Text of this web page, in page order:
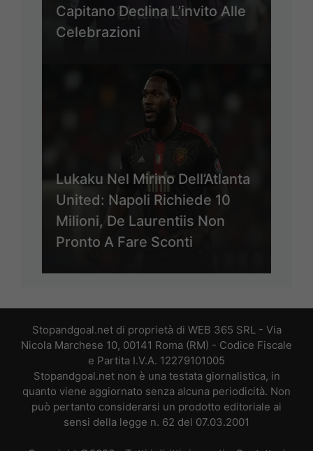
Capitano Declina L’invito Alle
Celebrazioni
Lukaku Nel Mirino Dell’Atlanta
United: Napoli Richiede 10
Milioni, De Laurentiis Non
Pronto A Fare Sconti
Stopandgoal.net di proprietà di WEB 365 SRL - Via
Nicola Marchese 10, 00141 Roma (RM) - Codice Fiscale
e Partita I.V.A. 12279101005
Stopandgoal.net non è una testata giornalistica, in
quanto viene aggiornato senza alcuna periodicità. Non
può pertanto considerarsi un prodotto editoriale ai
sensi della legge n. 62 del 07.03.2001